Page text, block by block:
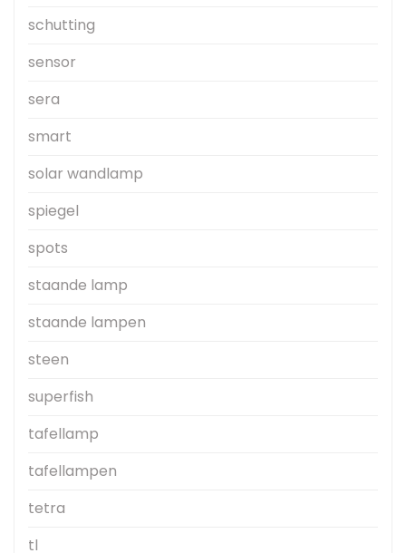
schutting
sensor
sera
smart
solar wandlamp
spiegel
spots
staande lamp
staande lampen
steen
superfish
tafellamp
tafellampen
tetra
tl